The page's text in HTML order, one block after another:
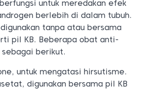
untuk meredakan efek
berlebih di dalam tubuh.
tanpa atau bersama
pil KB. Beberapa obat anti-
berikut.
untuk mengatasi hirsutisme.
digunakan bersama pil KB